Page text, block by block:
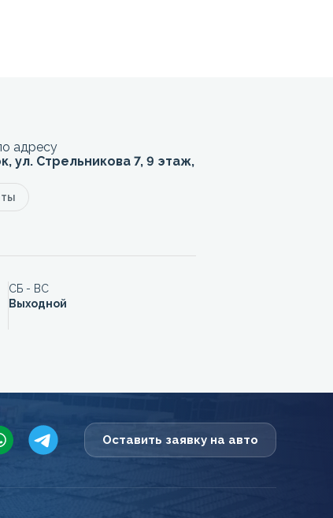
адресу
ул. Стрельникова 7, 9 этаж,
СБ - ВС
Выходной
Оставить заявку на авто